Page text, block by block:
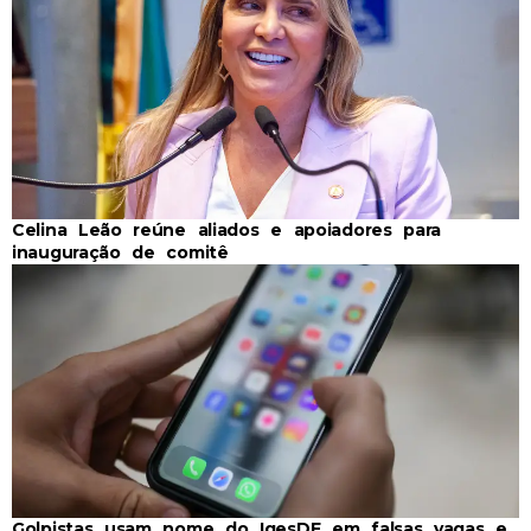
Celina Leão reúne aliados e apoiadores para
inauguração de comitê